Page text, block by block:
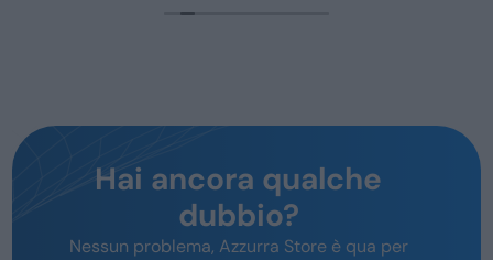
Hai ancora qualche
dubbio?
Nessun problema, Azzurra Store è qua per